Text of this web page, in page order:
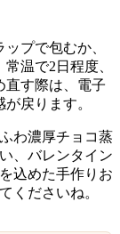
プで包むか、
温で2日程度、
直す際は、電子
戻ります。
わ濃厚チョコ蒸
、バレンタイン
込めた手作りお
くださいね。